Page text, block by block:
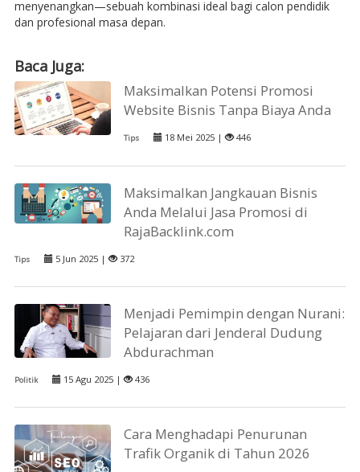
menyenangkan—sebuah kombinasi ideal bagi calon pendidik
dan profesional masa depan.
Baca Juga:
Maksimalkan Potensi Promosi
Website Bisnis Tanpa Biaya Anda
Tips 18 Mei 2025 | 446
Maksimalkan Jangkauan Bisnis
Anda Melalui Jasa Promosi di
RajaBacklink.com
Tips 5 Jun 2025 | 372
Menjadi Pemimpin dengan Nurani:
Pelajaran dari Jenderal Dudung
Abdurachman
Politik 15 Agu 2025 | 436
Cara Menghadapi Penurunan
Trafik Organik di Tahun 2026